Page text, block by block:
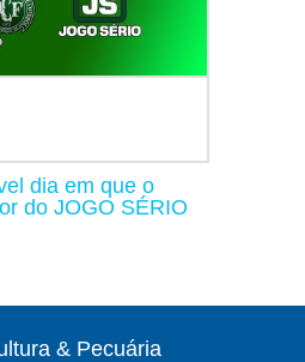
dia em que o
do JOGO SÉRIO
& Pecuária